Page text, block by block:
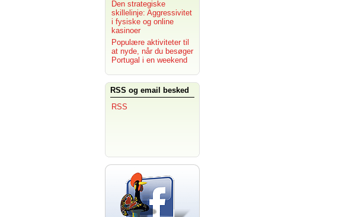
Den strategiske
skillelinje: Aggressivitet
i fysiske og online
kasinoer
Populære aktiviteter til
at nyde, når du besøger
Portugal i en weekend
RSS og email besked
RSS